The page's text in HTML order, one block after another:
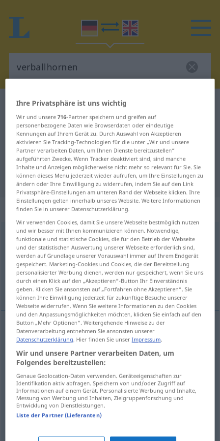
Deutsch-Englisch Wörterbuch
Deutsch-Englisch Übersetzung für
"verballhornen"
"verballhornen" Englisch
Übersetzung
„verballhornen“: transitives Verb
verballhornen [-ˌhɔrnən]v/t <keinge-;h >
Übersicht aller Übersetzungen
(Für mehr Details die Übersetzung anklicken/antippen)
distort, corrupt, misuse, twist ridicule
distort verballhornenentstellen, verzerren
corrupt verballhornenentstellen, verzerren
twist verballhornenentstellen, verzerren
misuse verballhornenunabsichtlich
Ihre Privatsphäre ist uns wichtig
Wir und unsere716-Partner speichern und greifen auf
personenbezogene Daten wie Browserdaten oder eindeutige
Kennungen auf Ihrem Gerät zu. Durch Auswahl von Akzeptieren
aktivieren Sie Tracking-Technologien für die unter „Wir und unsere
Partner verarbeiten Daten, um Ihnen Dienste bereitzustellen“
aufgeführten Zwecke. Wenn Tracker deaktiviert sind, sind manche
Inhalte und Anzeigen möglicherweise nicht mehr so relevant für Sie. Sie
können dieses Menü jederzeit wieder aufrufen, um Ihre Einstellungen zu
ändern oder Ihre Einwilligung zu widerrufen, indem Sie auf den Link
Privatsphäre-Einstellungen am unteren Rand der Webseite klicken. Ihre
Einstellungen gelten innerhalb unseres Website. Weitere Informationen
finden Sie in unserer Datenschutzerklärung.
Wir verwenden Cookies, damit Sie unsere Webseite bestmöglich nutzen
und wir besser mit Ihnen kommunizieren können. Notwendige,
funktionale und statistische Cookies, die für den Betrieb der Webseite
und der statistischen Auswertung unserer Webseite erforderlich sind,
werden auf Grundlage unserer Vorauswahl immer auf Ihrem Endgerät
gespeichert. Marketing-Cookies und Cookies, die der Bereitstellung
personalisierter Werbung dienen, werden nur gespeichert, wenn Sie uns
durch einen Klick auf den „Akzeptieren“-Button Ihr Einverständnis
geben. Klicken Sie ansonsten auf „Fortfahren ohne Akzeptieren“. Sie
können Ihre Einwilligung jederzeit für zukünftige Besuche unserer
Webseite widerrufen. Wenn Sie weitere Informationen zu den Cookies
und den Anpassungsmöglichkeiten möchten, klicken Sie einfach auf den
Button „Mehr Optionen“. Weitergehende Hinweise zu der
Datenverarbeitung entnehmen Sie ansonsten unserer
Datenschutzerklärung. Hier finden Sie unserImpressum.
Wir und unsere Partner verarbeiten Daten, um
Folgendes bereitzustellen:
Genaue Geolocation-Daten verwenden. Geräteeigenschaften zur
Identifikation aktiv abfragen. Speichern von und/oder Zugriff auf
Informationen auf einem Gerät. Personalisierte Werbung und Inhalte,
Messung von Werbung und Inhalten, Zielgruppenforschung und
Entwicklung von Dienstleistungen.
Liste der Partner (Lieferanten)